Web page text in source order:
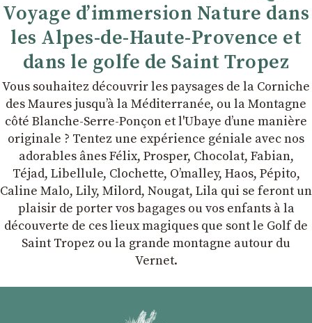
Voyage d’immersion Nature dans
les Alpes-de-Haute-Provence et
dans le golfe de Saint Tropez
Vous souhaitez découvrir les paysages de la Corniche
des Maures jusqu’à la Méditerranée, ou la Montagne
côté Blanche-Serre-Ponçon et l'Ubaye dʼune manière
originale ? Tentez une expérience géniale avec nos
adorables ânes Félix, Prosper, Chocolat, Fabian,
Téjad, Libellule, Clochette, Oʼmalley, Haos, Pépito,
Caline Malo, Lily, Milord, Nougat, Lila qui se feront un
plaisir de porter vos bagages ou vos enfants à la
découverte de ces lieux magiques que sont le Golf de
Saint Tropez ou la grande montagne autour du
Vernet.